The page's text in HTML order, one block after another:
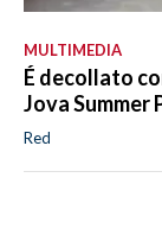
MULTIMEDIA
É decollato
Jova Summer
Red